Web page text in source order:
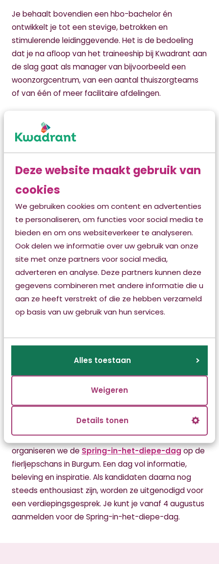
Deze website maakt gebruik van
cookies
We gebruiken cookies om content en advertenties
te personaliseren, om functies voor social media te
bieden en om ons websiteverkeer te analyseren.
Ook delen we informatie over uw gebruik van onze
site met onze partners voor social media,
adverteren en analyse. Deze partners kunnen deze
gegevens combineren met andere informatie die u
aan ze heeft verstrekt of die ze hebben verzameld
op basis van uw gebruik van hun services.
Alles toestaan
Weigeren
Details tonen
Je behaalt bovendien een hbo-bachelor én
ontwikkelt je tot een stevige, betrokken en
stimulerende leidinggevende. Het is de bedoeling
dat je na afloop van het traineeship bij Kwadrant aan
de slag gaat als manager van bijvoorbeeld een
woonzorgcentrum, van een aantal thuiszorgteams
of van één of meer facilitaire afdelingen.
Het programma wordt ontwikkeld in samenwerking
met NHL Stenden. Om ervoor in aanmerking te
komen is Hbo werk- en denkniveau nodig. Een
achtergrond in de zorg is niet vereist.
Campagne ‘Waag jij de sprong?’
lanceren we een opvallende campagne. Hiervoor zijn
onder meer beelden gemaakt met echte fierljeppers
die een sprong maken, op sociale media verschijnen
video’s en advertenties, er zijn verhalen van collega-
managers én de specialewebpagina
Kom naar de Spring-in-het-diepe-dag
Ben jij of ken jij iemand voor wie dit traineeship een
(droom)start is? Op vrijdag 26 september
organiseren we deSpring-in-het-diepe-dagop de
fierljepschans in Burgum. Een dag vol informatie,
beleving en inspiratie. Als kandidaten daarna nog
steeds enthousiast zijn, worden ze uitgenodigd voor
een verdiepingsgesprek. Je kunt je vanaf 4 augustus
aanmelden voor de Spring-in-het-diepe-dag.